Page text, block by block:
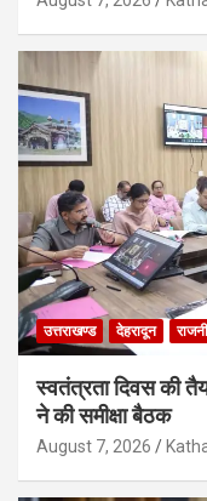
उत्तराखण्ड देहरादून
स्वतंत्रता दिवस की
ने की समीक्षा बैठक
August 7, 2026